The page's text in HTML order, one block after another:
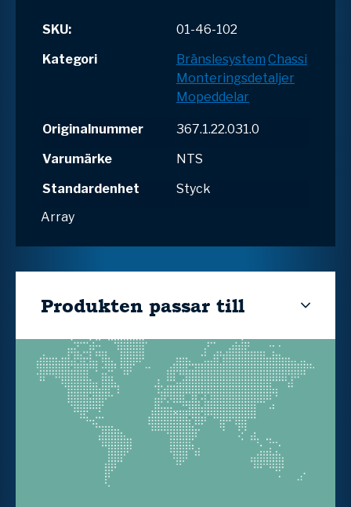
SKU:
01-46-102
Kategori
Bränslesystem Chassi
Monteringsdetaljer
Mopeddelar
Originalnummer
367.1.22.031.0
Varumärke
NTS
Standardenhet
Styck
Array
Produkten passar till